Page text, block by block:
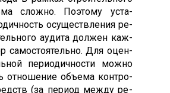
слож­но. По­это­му ус­та­
осу­щест­вле­ния ре­
а­уди­та дол­жен каж­
са­мос­то­ятель­но. Для оцен­
пе­ри­одич­ности мож­но
от­но­шение объ­ема кон­тро­
(за пе­ри­од меж­ду ре­